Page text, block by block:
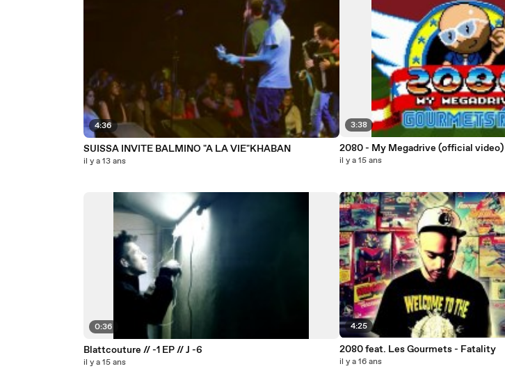
4:36
SUISSA INVITE BALMINO "A LA VIE"KHABAN
il y a 13 ans
0:36
Blattcouture // -1 EP // J -6
il y a 15 ans
3:38
2080 - My Megadrive (official video)
il y a 15 ans
4:25
2080 feat. Les Gourmets - Fatality
il y a 16 ans